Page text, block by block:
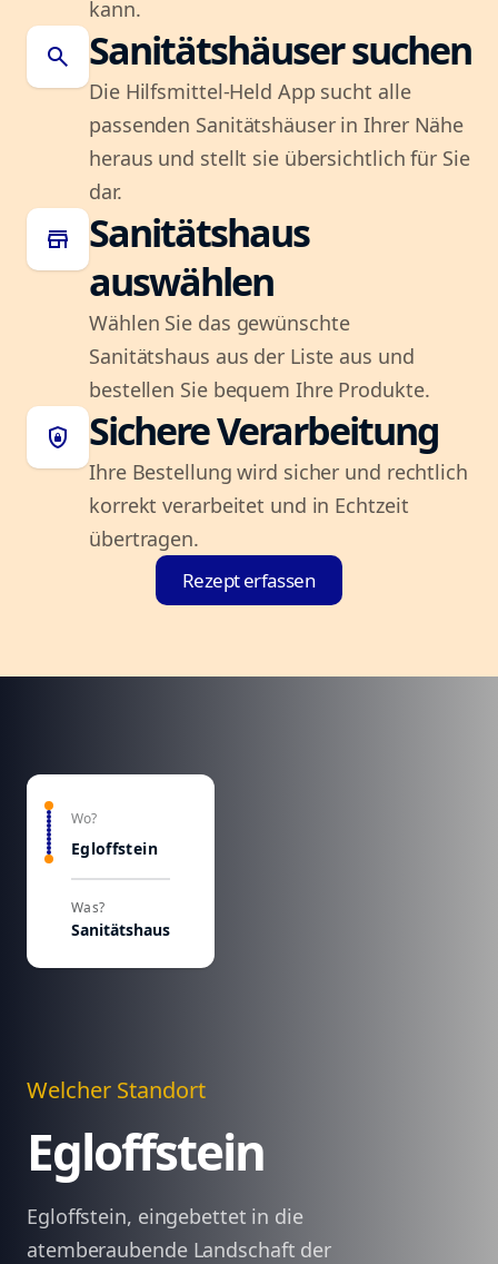
kann.
search Sanitätshäuser suchen
Die Hilfsmittel-Held App sucht alle
passenden Sanitätshäuser in Ihrer Nähe
heraus und stellt sie übersichtlich für Sie
dar.
store
Sanitätshaus
auswählen
Wählen Sie das gewünschte
Sanitätshaus aus der Liste aus und
bestellen Sie bequem Ihre Produkte.
shield_lock Sichere Verarbeitung
Ihre Bestellung wird sicher und rechtlich
korrekt verarbeitet und in Echtzeit
übertragen.
Rezept erfassen
Wo?
Egloffstein
Was?
Sanitätshaus
Welcher Standort
Egloffstein
Egloffstein, eingebettet in die
atemberaubende Landschaft der